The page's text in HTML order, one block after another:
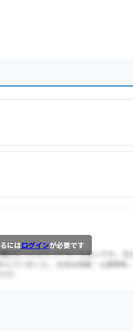
にはログインが必要です